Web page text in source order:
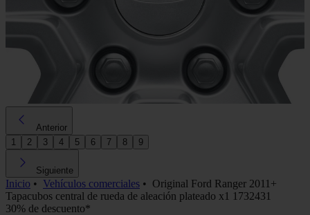
Anterior
1
2 3 4 5 6 7 8 9
Siguiente
Inicio • Vehículos comerciales • Original Ford Ranger 2011+
Tapacubos central de rueda de aleación plateado x1 1732431
30% de descuento*